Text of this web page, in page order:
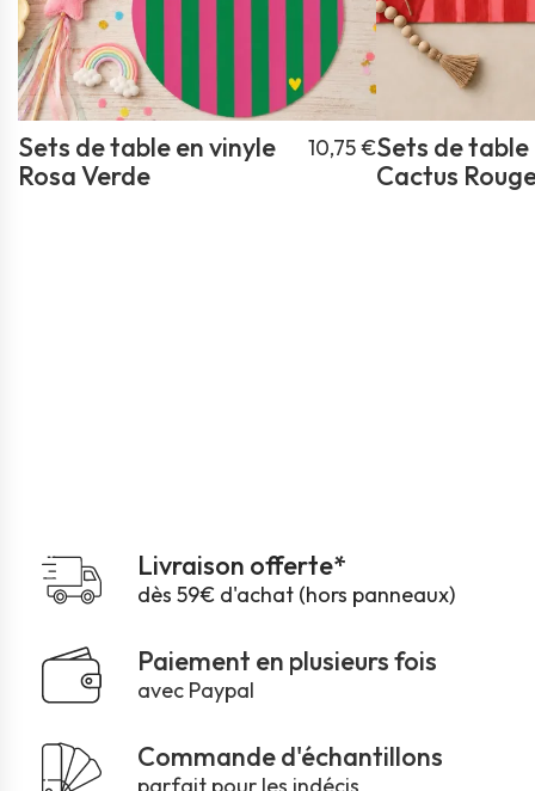
Sets de table en vinyle
Rosa Verde
10,75 €Sets de table
Cactus
Livraison offerte*
dès 59€ d'achat (hors panneaux)
Paiement en plusieurs fois
avec Paypal
Commande d'échantillons
parfait pour les indécis